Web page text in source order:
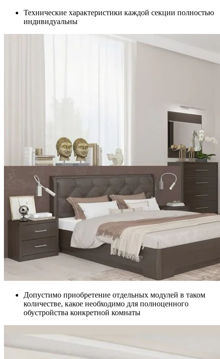
Технические характеристики каждой секции полностью
индивидуальны
Допустимо приобретение отдельных модулей в таком
количестве, какое необходимо для полноценного
обустройства конкретной комнаты